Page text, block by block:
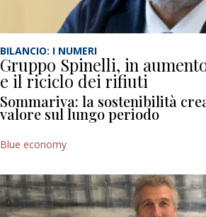
BILANCIO: I NUMERI
Gruppo Spinelli, in
e il riciclo dei rifiuti
Sommariva: la sostenibilità
valore sul lungo periodo
Blue economy